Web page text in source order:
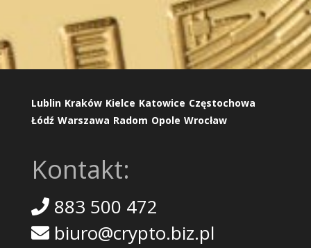
Lublin Kraków Kielce Katowice Częstochowa
Łódź Warszawa Radom Opole Wrocław
Kontakt:
883 500 472
biuro@crypto.biz.pl